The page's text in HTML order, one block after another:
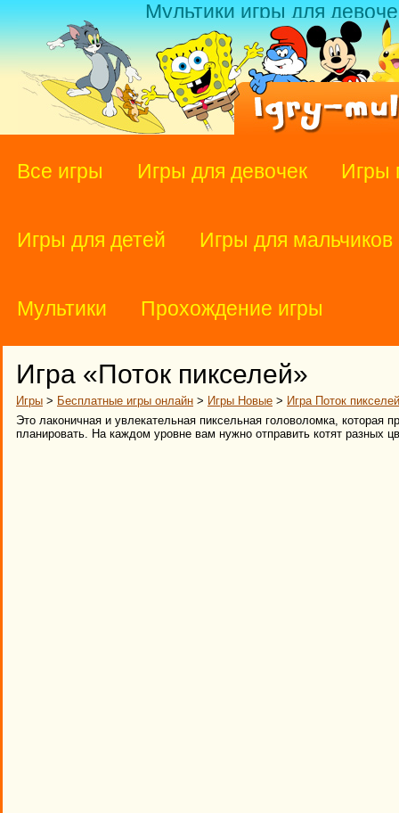
Мультики игры для
Все игры Игры для девочек Игры
Игры для детей Игры для мальчиков
Мультики Прохождение игры
Игра «Поток пикселей»
Игры > Бесплатные игры онлайн > Игры Новые > Игра Поток пикселей
Это лаконичная и увлекательная пиксельная головоломка, которая
планировать. На каждом уровне вам нужно отправить котят разных